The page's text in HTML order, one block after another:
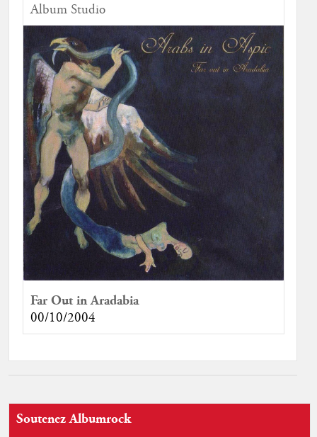
Album Studio
Far Out in Aradabia
00/10/2004
Soutenez Albumrock